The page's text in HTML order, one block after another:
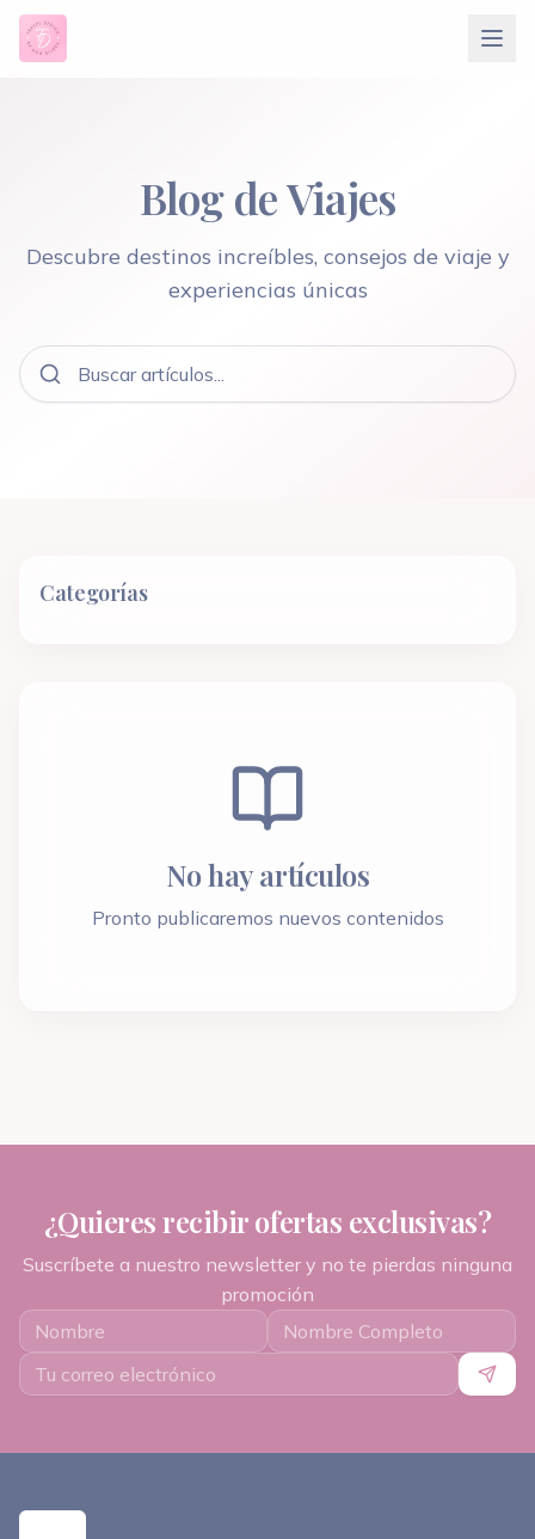
Blog de Viajes
Descubre destinos increíbles, consejos de viaje y
experiencias únicas
Categorías
No hay artículos
Pronto publicaremos nuevos contenidos
¿Quieres recibir ofertas exclusivas?
Suscríbete a nuestro newsletter y no te pierdas ninguna
promoción